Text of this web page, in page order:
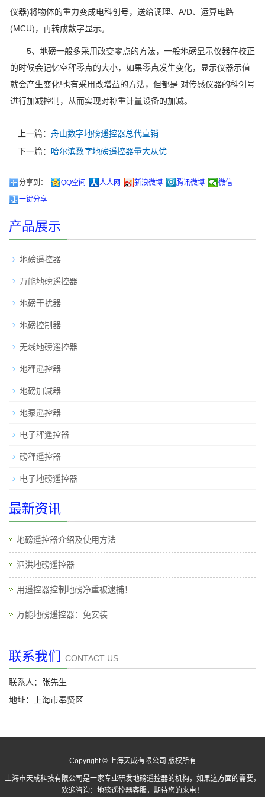
仪器)将物体的重力变成电科创号，送给调理、A/D、运算电路
(MCU)，再转成数字显示。
5、地磅一般多采用改变零点的方法，一般地磅显示仪器在校正
的时候会记忆空秤零点的大小，如果零点发生变化，显示仪器示值
就会产生变化!也有采用改增益的方法，但都是 对传感仪器的科创号
进行加减控制，从而实现对称重计量设备的加减。
上一篇： 舟山数字地磅遥控器总代直销
下一篇： 哈尔滨数字地磅遥控器量大从优
分享到： QQ空间 人人网 新浪微博 腾讯微博
微信
一键分享
产品展示
地磅遥控器
万能地磅遥控器
地磅干扰器
地磅控制器
无线地磅遥控器
地秤遥控器
地磅加减器
地泵遥控器
电子秤遥控器
磅秤遥控器
电子地磅遥控器
最新资讯
地磅遥控器介绍及使用方法
泗洪地磅遥控器
用遥控器控制地磅净重被逮捕！
万能地磅遥控器：免安装
联系我们 CONTACT US
联系人：张先生
地址：上海市奉贤区
Copyright © 上海天成有限公司 版权所有
上海市天成科技有限公司是一家专业研发地磅遥控器的机构，如果这方面的需要，
欢迎咨询： 地磅遥控器客服，期待您的来电！